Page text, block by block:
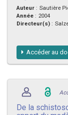
Auteur : Sautière
Année : 2004
Directeur(s) :
Accéder au
De la